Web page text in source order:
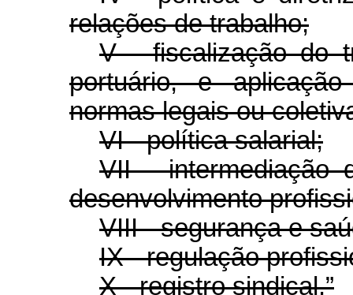
relações de trabalho;
V - fiscalização do
portuário, e
normas legais ou
VI - política salarial;
VII - intermediação
desenvolvimento
VIII - segurança e
IX - regulação
X - registro sindical.”